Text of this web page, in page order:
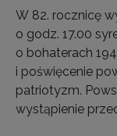
W 82. rocznicę
o godz. 17.00
o bohaterach
i poświęcenie
patriotyzm.
wystąpienie